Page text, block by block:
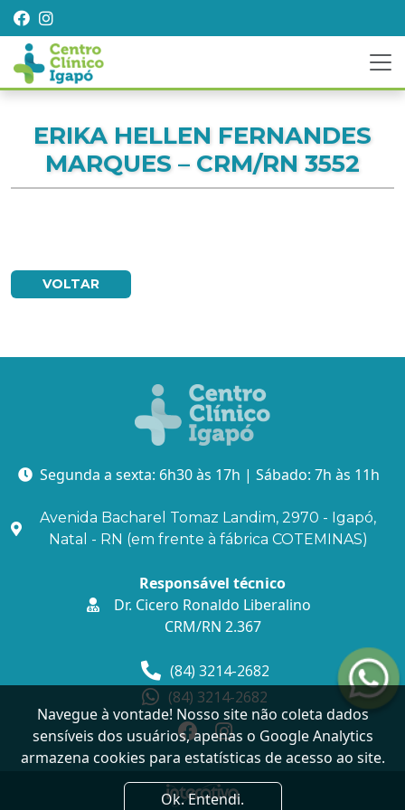
ERIKA HELLEN FERNANDES
MARQUES – CRM/RN 3552
VOLTAR
Segunda a sexta: 6h30 às 17h | Sábado: 7h às 11h
Avenida Bacharel Tomaz Landim, 2970 - Igapó,
Natal - RN (em frente à fábrica COTEMINAS)
Responsável técnico
Dr. Cicero Ronaldo Liberalino
CRM/RN 2.367
(84) 3214-2682
(84) 3214-2682
Navegue à vontade! Nosso site não coleta dados
sensíveis dos usuários, apenas o Google Analytics
armazena cookies para estatísticas de acesso ao site.
Ok. Entendi.